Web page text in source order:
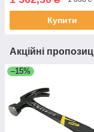
66-91см Yato YT-
Купити
Акційні
–15%